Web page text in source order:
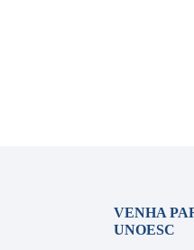
VENHA
UNOESC